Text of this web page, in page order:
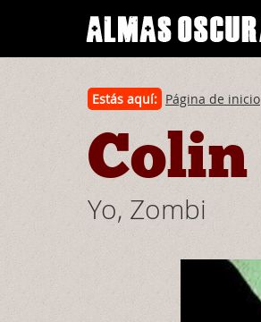
Estás aquí: Página de inicio
Colin
Yo, Zombi